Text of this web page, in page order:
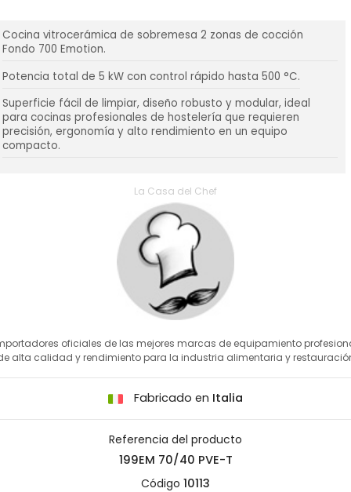
Cocina vitrocerámica de sobremesa 2 zonas de cocción
Fondo 700 Emotion.
Potencia total de 5 kW con control rápido hasta 500 °C.
Superficie fácil de limpiar, diseño robusto y modular, ideal
para cocinas profesionales de hostelería que requieren
precisión, ergonomía y alto rendimiento en un equipo
compacto.
La Casa del Chef
oficiales de las mejores marcas de equipamiento
alta calidad y rendimiento para la industria alimentaria y
Fabricado en Italia
Referencia del producto
199EM 70/40 PVE-T
Código 10113